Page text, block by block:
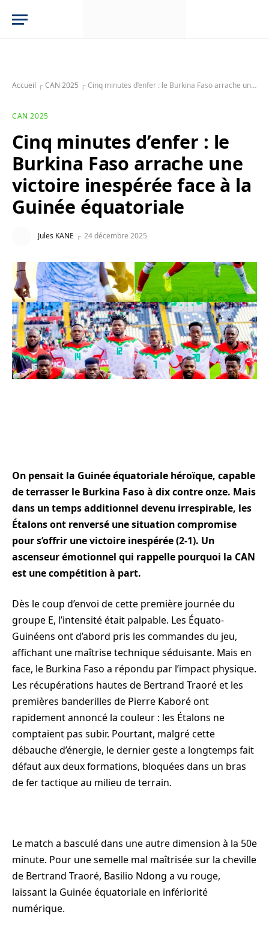
Accueil ┌CAN 2025 ┌Cinq minutes d’enfer : le Burkina Faso arrache une victoire inespérée face à la Guinée équatoriale
CAN 2025
Cinq minutes d’enfer : le
Burkina Faso arrache une
victoire inespérée face à la
Guinée équatoriale
Jules KANE 24 décembre 2025
On pensait la Guinée équatoriale héroïque, capable
de terrasser le Burkina Faso à dix contre onze. Mais
dans un temps additionnel devenu irrespirable, les
Étalons ont renversé une situation compromise
pour s’offrir une victoire inespérée (2-1). Un
ascenseur émotionnel qui rappelle pourquoi la CAN
est une compétition à part.
Dès le coup d’envoi de cette première journée du
groupe E, l’intensité était palpable. Les Équato-
Guinéens ont d’abord pris les commandes du jeu,
affichant une maîtrise technique séduisante. Mais en
face, le Burkina Faso a répondu par l’impact physique.
Les récupérations hautes de Bertrand Traoré et les
premières banderilles de Pierre Kaboré ont
rapidement annoncé la couleur : les Étalons ne
comptaient pas subir. Pourtant, malgré cette
débauche d’énergie, le dernier geste a longtemps fait
défaut aux deux formations, bloquées dans un bras
de fer tactique au milieu de terrain.
Le match a basculé dans une autre dimension à la 50e
minute. Pour une semelle mal maîtrisée sur la cheville
de Bertrand Traoré, Basilio Ndong a vu rouge,
laissant la Guinée équatoriale en infériorité
numérique.